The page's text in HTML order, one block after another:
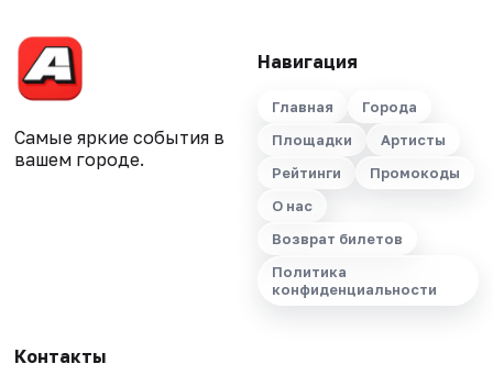
Самые яркие события в
вашем городе.
Навигация
Главная
Города
Площадки
Артисты
Рейтинги
Промокоды
О нас
Возврат билетов
Политика
конфиденциальности
Контакты